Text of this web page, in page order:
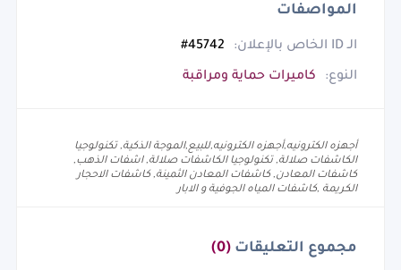
المواصفات
الـ ID الخاص بالإعلان: 45742#
النوع: كاميرات حماية ومراقبة
أجهزه الكترونيه,أجهزه الكترونيه,للبيع,الموجة الذكية, تكنولوجيا
الكاشفات صلالة, تكنولوجيا الكاشفات صلالة, اشفات الذهب,
كاشفات المعادن, كاشفات المعادن الثمينة, كاشفات الاحجار
الكريمة ,كاشفات المياه الجوفية و الابار
مجموع التعليقات (0)